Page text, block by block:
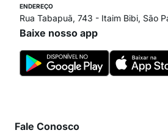
ENDEREÇO
Rua Tabapuã, 743 - Itaim Bibi, São
Baixe nosso app
Fale Conosco